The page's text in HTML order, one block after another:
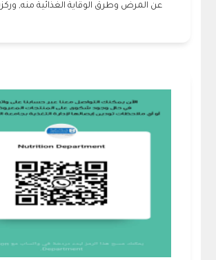
عن المرض وطرق الوقاية الغذائية منه,